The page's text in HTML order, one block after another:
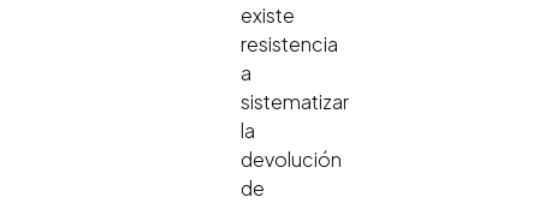
existe
resistencia
a
sistematizar
la
devolución
de